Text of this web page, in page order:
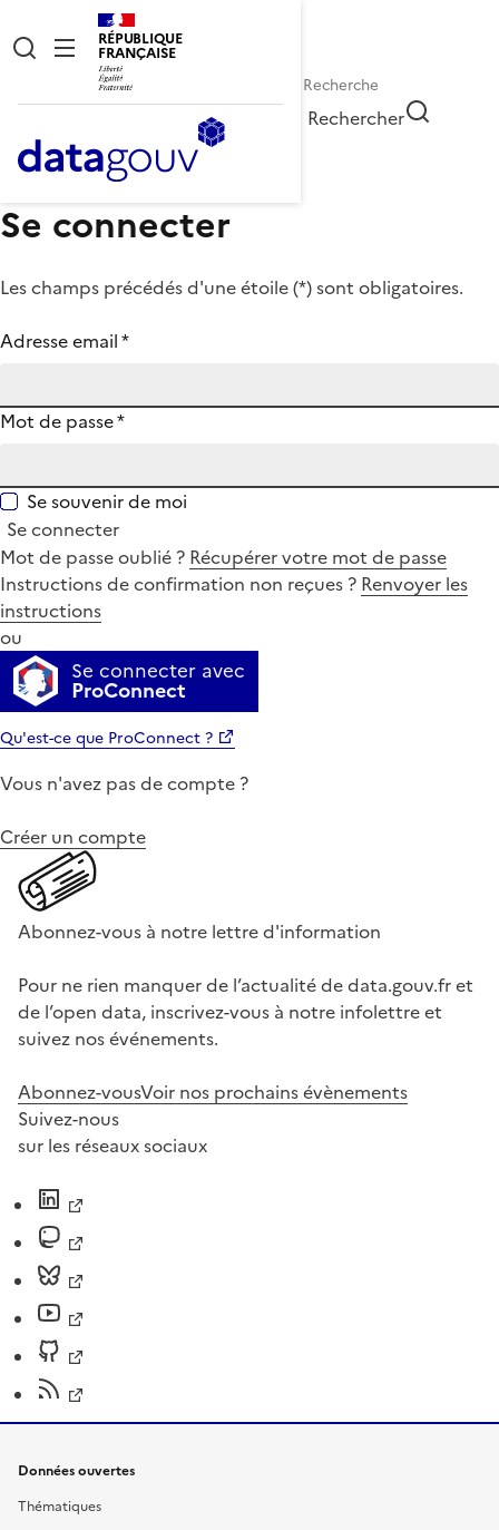
RÉPUBLIQUE
FRANÇAISE
Rechercher
Se connecter
Les champs précédés d'une étoile (*) sont obligatoires.
Adresse email*
Mot de passe*
Se souvenir de moi
Se connecter
Mot de passe oublié ? Récupérer votre mot de passe
Instructions de confirmation non reçues ? Renvoyer les
instructions
ou
Se connecter avec
ProConnect
Qu'est-ce que ProConnect ?
Vous n'avez pas de compte ?
Créer un compte
Abonnez-vous à notre lettre d'information
Pour ne rien manquer de l’actualité de data.gouv.fr et
de l’open data, inscrivez-vous à notre infolettre et
suivez nos événements.
Abonnez-vousVoir nos prochains évènements
Suivez-nous
sur les réseaux sociaux
Données ouvertes
Thématiques